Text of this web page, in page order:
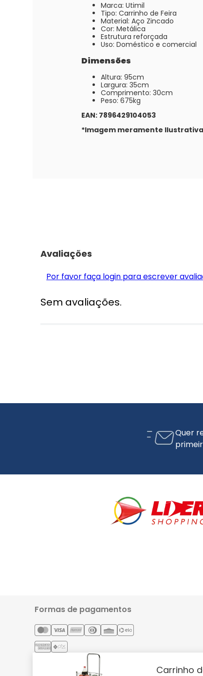
Carrinho
Marca: Utimil
Tipo: Carrinho de Feira
Material: Aço Zincado
Cor: Metálica
Estrutura reforçada
Uso: Doméstico e comercial
Dimensões
Altura: 95cm
Largura: 35cm
Comprimento: 30cm
Peso: 675kg
EAN: 7896429104053
*Imagem meramente
Avaliações
Por favor faça login para escrever
Sem avaliações.
Quer
Formas de pagamentos
Lider Comércio e Indústria Ltda - CNPJ: 05.054.671/